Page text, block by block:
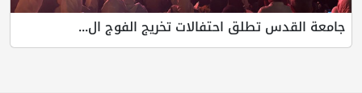
جامعة القدس تطلق احتفالات تخريج الفوج ال...